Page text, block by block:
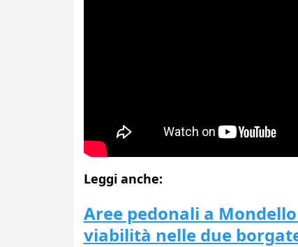
Leggi anche:
Aree pedonali a
viabilità nelle due